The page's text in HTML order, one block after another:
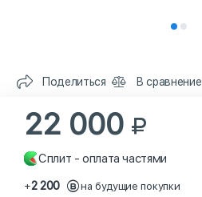
Поделиться В сравнение
22 000
Сплит - оплата частями
+2 200 на будущие покупки